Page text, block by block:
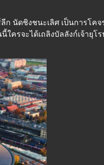
ก นัดชิงชนะเลิศ เป็นการโค
ครจะได้เถลิงบัลลังก์เจ้ายุโ